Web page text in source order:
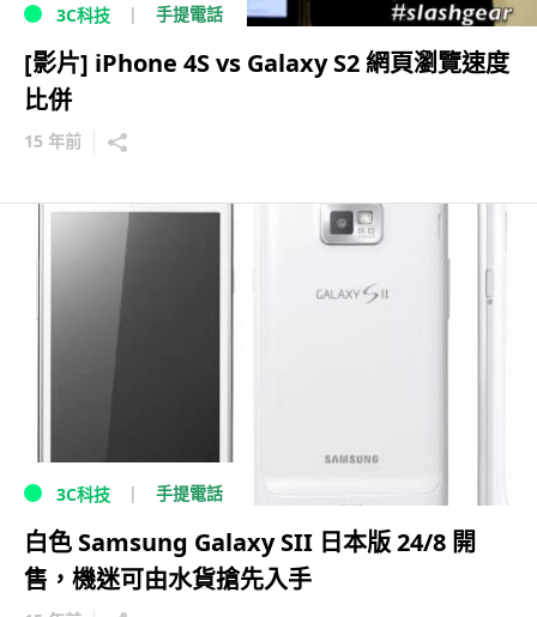
3C科技 手提電話
[影片] iPhone 4S vs Galaxy S2 網頁瀏覽速度
比併
15 年前
3C科技 手提電話
白色 Samsung Galaxy SII 日本版 24/8 開
售，機迷可由水貨搶先入手